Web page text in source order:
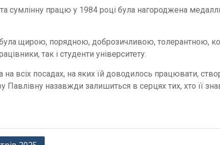
та сумлінну працю у 1984 році була нагороджена
була щирою, порядною, доброзичливою, толерантною,
так і студенти університету.
на всіх посадах, на яких їй доводилось працювати,
Павлівну назавжди залишиться в серцях тих, хто її